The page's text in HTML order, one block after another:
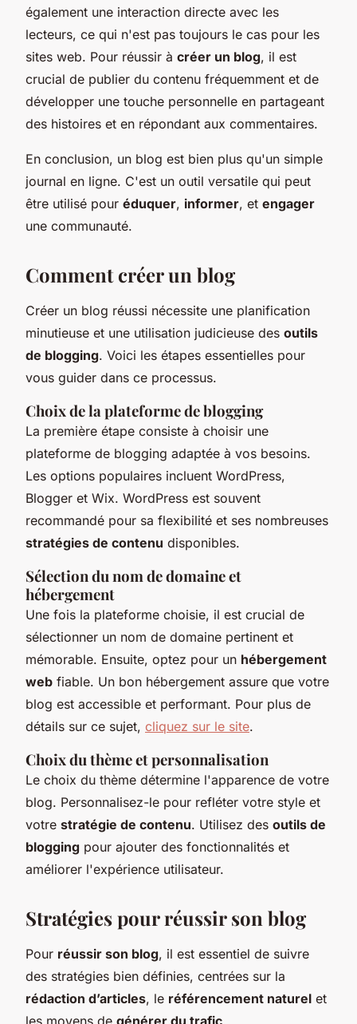
également une interaction directe avec les
lecteurs, ce qui n'est pas toujours le cas pour les
sites web. Pour réussir à créer un blog, il est
crucial de publier du contenu fréquemment et de
développer une touche personnelle en partageant
des histoires et en répondant aux commentaires.
En conclusion, un blog est bien plus qu'un simple
journal en ligne. C'est un outil versatile qui peut
être utilisé pour éduquer, informer, et engager
une communauté.
Comment créer un blog
Créer un blog réussi nécessite une planification
minutieuse et une utilisation judicieuse des outils
de blogging. Voici les étapes essentielles pour
vous guider dans ce processus.
Choix de la plateforme de blogging
La première étape consiste à choisir une
plateforme de blogging adaptée à vos besoins.
Les options populaires incluent WordPress,
Blogger et Wix. WordPress est souvent
recommandé pour sa flexibilité et ses nombreuses
stratégies de contenu disponibles.
Sélection du nom de domaine et
hébergement
Une fois la plateforme choisie, il est crucial de
sélectionner un nom de domaine pertinent et
mémorable. Ensuite, optez pour un hébergement
web fiable. Un bon hébergement assure que votre
blog est accessible et performant. Pour plus de
détails sur ce sujet, cliquez sur le site.
Choix du thème et personnalisation
Le choix du thème détermine l'apparence de votre
blog. Personnalisez-le pour refléter votre style et
votre stratégie de contenu. Utilisez des outils de
blogging pour ajouter des fonctionnalités et
améliorer l'expérience utilisateur.
Stratégies pour réussir son blog
Pour réussir son blog, il est essentiel de suivre
des stratégies bien définies, centrées sur la
rédaction d’articles, le référencement naturel et
les moyens de générer du trafic